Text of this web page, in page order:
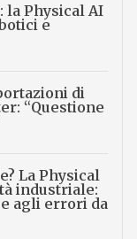
la Physical AI
e
di
“Questione
La Physical
industriale:
agli errori da